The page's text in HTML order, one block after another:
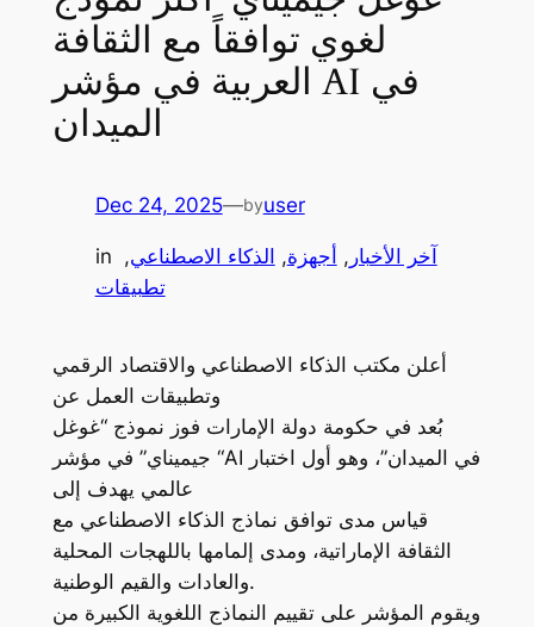
لغوي توافقاً مع الثقافة
العربية في مؤشر AI في
الميدان
Dec 24, 2025—byuser
in آخر الأخبار , أجهزة, الذكاء الاصطناعي,
تطبيقات
أعلن مكتب الذكاء الاصطناعي والاقتصاد الرقمي
وتطبيقات العمل عن
بُعد في حكومة دولة الإمارات فوز نموذج “غوغل
جيميناي” في مؤشر “AI في الميدان”، وهو أول اختبار
عالمي يهدف إلى
قياس مدى توافق نماذج الذكاء الاصطناعي مع
الثقافة الإماراتية، ومدى إلمامها باللهجات المحلية
والعادات والقيم الوطنية.
ويقوم المؤشر على تقييم النماذج اللغوية الكبيرة من